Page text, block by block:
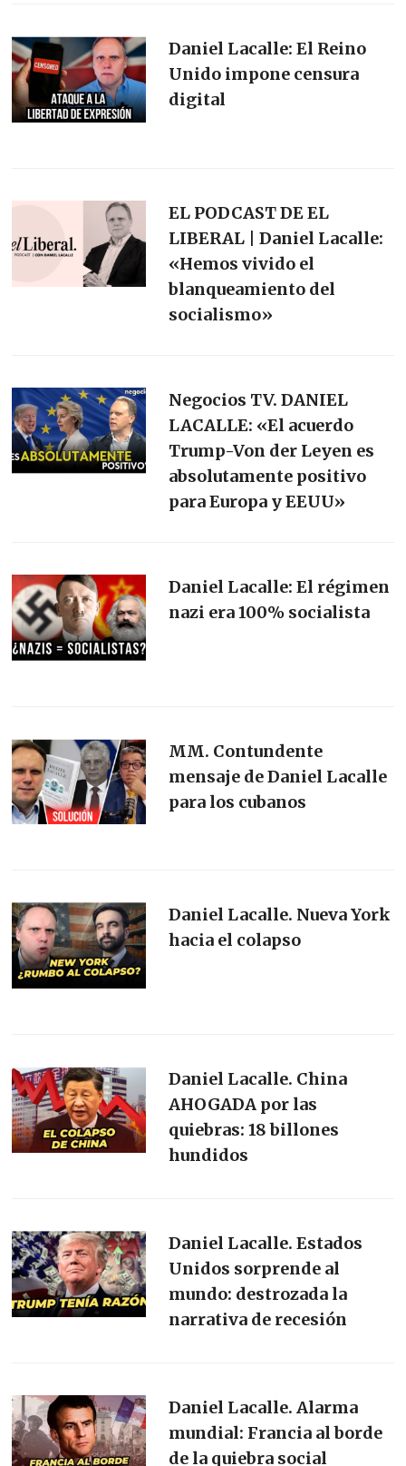
Daniel Lacalle: El Reino
Unido impone censura
digital
EL PODCAST DE EL
LIBERAL | Daniel Lacalle:
«Hemos vivido el
blanqueamiento del
socialismo»
Negocios TV. DANIEL
LACALLE: «El acuerdo
Trump-Von der Leyen es
absolutamente positivo
para Europa y EEUU»
Daniel Lacalle: El régimen
nazi era 100% socialista
MM. Contundente
mensaje de Daniel Lacalle
para los cubanos
Daniel Lacalle. Nueva York
hacia el colapso
Daniel Lacalle. China
AHOGADA por las
quiebras: 18 billones
hundidos
Daniel Lacalle. Estados
Unidos sorprende al
mundo: destrozada la
narrativa de recesión
Daniel Lacalle. Alarma
mundial: Francia al borde
de la quiebra social